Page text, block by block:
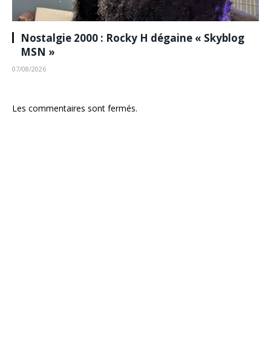
Nostalgie 2000 : Rocky H dégaine « Skyblog
MSN »
07/08/2026
Les commentaires sont fermés.